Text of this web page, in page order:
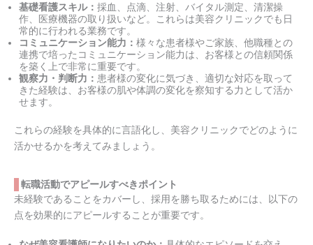
基礎看護スキル： 採血、点滴、注射、バイタル測定、清潔操
作、医療機器の取り扱いなど。これらは美容クリニックでも日
常的に行われる業務です。
コミュニケーション能力： 様々な患者様やご家族、他職種との
連携で培ったコミュニケーション能力は、お客様との信頼関係
を築く上で非常に重要です。
観察力・判断力： 患者様の変化に気づき、適切な対応を取って
きた経験は、お客様の肌や体調の変化を察知する力として活か
せます。
これらの経験を具体的に言語化し、美容クリニックでどのように
活かせるかを考えてみましょう。
転職活動でアピールすべきポイント
未経験であることをカバーし、採用を勝ち取るためには、以下の
点を効果的にアピールすることが重要です。